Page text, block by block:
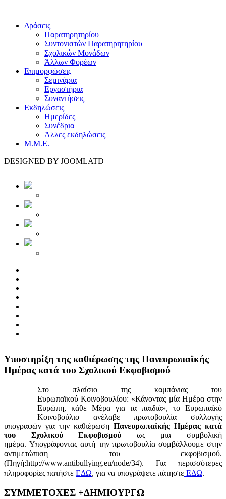
Δράσεις
Παρατηρητηρίου
Συντονιστών Παρατηρητηρίου
Σχολικών Μονάδων
Άλλων Φορέων
Επιμορφώσεις
Σεμινάρια
Εργαστήρια
Συναντήσεις
Εκδηλώσεις
Ημερίδες
Συνέδρια
Άλλες εκδηλώσεις
Μ.Μ.Ε.
DESIGNED BY JOOMLATD
Yποστηρίξη της καθιέρωσης της Πανευρωπαϊκής
Ημέρας κατά του Σχολικού Εκφοβισμού
Στο πλαίσιο της καμπάνιας του
Ευρωπαϊκού Κοινοβουλίου: «Κάνοντας μία Ημέρα στην
Ευρώπη, κάθε Μέρα για τα παιδιά», το Ευρωπαϊκό
Κοινοβούλιο ανέλαβε πρωτοβουλία συλλογής
υπογραφών για την καθιέρωση Πανευρωπαϊκής Ημέρας κατά
του Σχολικού Εκφοβισμού ως μια συμβολική
ημέρα. Υπογράφοντας αυτή την πρωτοβουλία συμβάλλουμε στην
αντιμετώπιση του εκφοβισμού.
(Πηγή:http://www.antibullying.eu/node/34). Για περισσότερες
πληροφορίες πατήστε ΕΔΩ, για να υπογράψετε πάτηστε ΕΔΩ.
1x
ΣΥΜΜΕΤΟΧΕΣ +ΔΗΜΙΟΥΡΓΩ